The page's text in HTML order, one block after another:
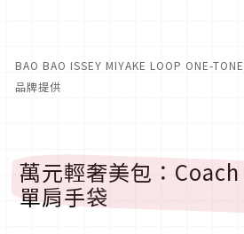
BAO BAO ISSEY MIYAKE LOOP ONE-
品牌提供
萬元輕奢美包：
單肩手袋